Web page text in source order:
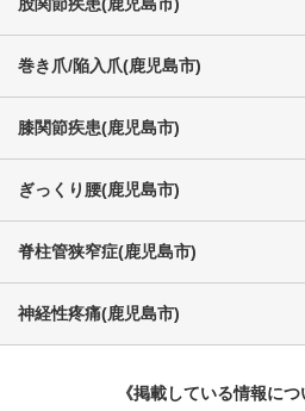
巻き爪/陥入爪(鹿児島市)
膝関節疾患(鹿児島市)
ぎっくり腰(鹿児島市)
脊柱管狭窄症(鹿児島市)
神経性疼痛(鹿児島市)
《掲載している情報につ